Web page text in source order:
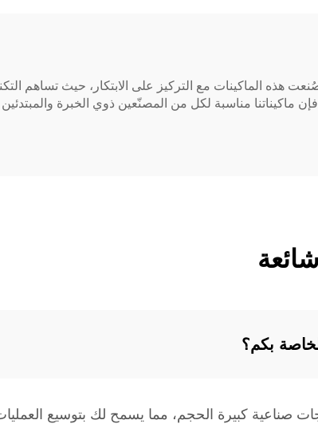
هذه الماكينات مع التركيز على الابتكار، حيث تساهم
ماكيناتنا مناسبة لكل من المصنّعين ذوي الخبرة
بكم؟
صناعية كبيرة الحجم، مما يسمح لك بتوسيع